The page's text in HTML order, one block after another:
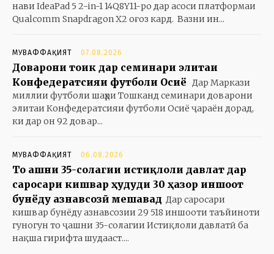
нави IdeaPad 5 2-in-1 14Q8Y11-ро дар асоси платформаи
Qualcomm Snapdragon X2 оғоз кард. Вазни ин...
МУВАФФАҚИЯТ 07.08.2026
Доварони тоҷик дар семинари элитаи
Конфедератсияи футболи Осиё Дар Маркази
миллии футболи шаҳри Тошканд семинари доварони
элитаи Конфедератсияи футболи Осиё ҷараён дорад,
ки дар он 92 довар...
МУВАФФАҚИЯТ 06.08.2026
То ҷашни 35-солагии истиқлоли давлат дар
саросари кишвар ҳудуди 30 ҳазор иншоот
бунёду азнавсозӣ мешавад Дар саросари
кишвар бунёду азнавсозии 29 518 иншооти таъйиноти
гуногун то ҷашни 35-солагии Истиқлоли давлатӣ ба
нақша гирифта шудааст....